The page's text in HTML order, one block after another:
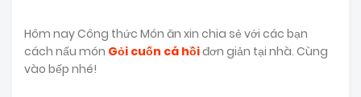
Hôm nay Công thức Món ăn xin chia sẻ với các bạn
cách nấu món Gỏi cuốn cá hồiđơn giản tại nhà. Cùng
vào bếp nhé!